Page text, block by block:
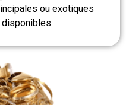
ou exotiques
disponibles